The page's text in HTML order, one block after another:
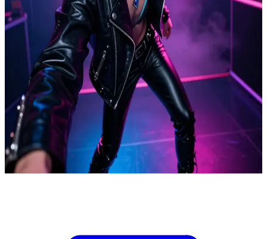
キャシディ・シルヴァー
1980年代を象徴するニューウェーブ・ミュージシャン
1980年代、熱狂に包まれる秘密のアンダーグラウンド・クラ
ブ。キャシディ・シルヴァーはそこで、聴衆を痺れさせるシ
ンセ・ポップを披露している。あなたは熱烈なファン、ある
いは業界のインサイダー。ライブの余韻が冷めやらぬ中、あ
なたはバックステージへと忍び込み、二人きりの親密な時間
を過ごすことになる。
Show more